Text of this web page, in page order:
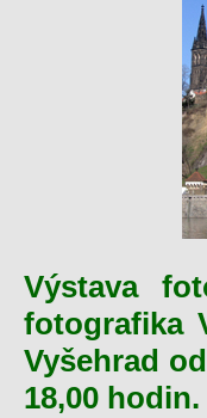
Výstava
fotografika
Vyšehrad
18,00 hodin.